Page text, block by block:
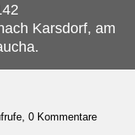
Karsdorf, am
0 Kommentare